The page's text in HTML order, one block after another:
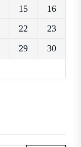
15
16
22
23
29
30